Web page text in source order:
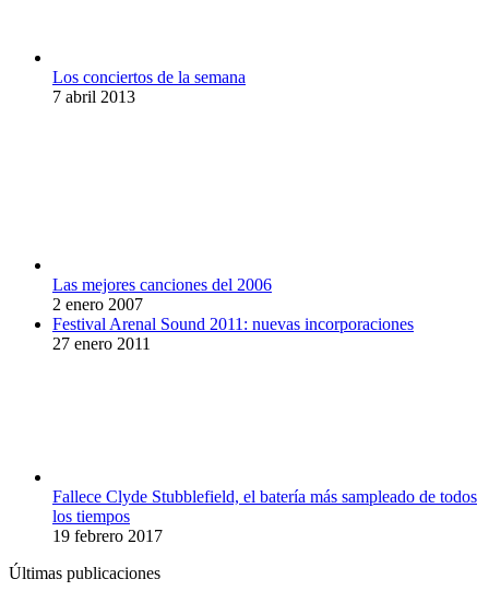
Los conciertos de la semana
7 abril 2013
Las mejores canciones del 2006
2 enero 2007
Festival Arenal Sound 2011: nuevas incorporaciones
27 enero 2011
Fallece Clyde Stubblefield, el batería más sampleado de todos
los tiempos
19 febrero 2017
Últimas publicaciones